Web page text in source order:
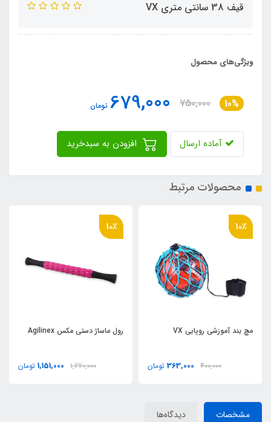
قيف 38 سانتي متري VX
ویژگی‌های محصول
10%
750,000
679,000 تومان
آماده ارسال
محصولات مرتبط
مچ بند آموزشي روپايي VX
400,000
10٪
363,000 تومان
رول ماساژ دستي مکس Agilinex
1,270,000
10٪
1,151,000 تومان
مشخصات دیدگاه‌ها